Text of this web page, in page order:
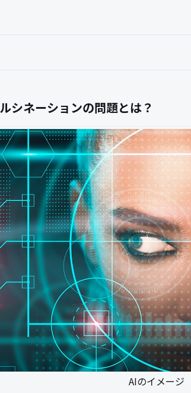
シネーションの問題とは？
AIのイメージ